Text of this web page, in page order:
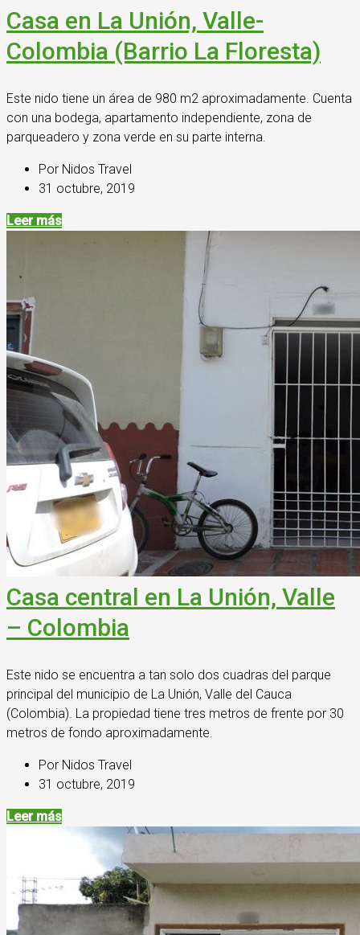
Casa en La Unión, Valle-
Colombia (Barrio La Floresta)
Este nido tiene un área de 980 m2 aproximadamente. Cuenta
con una bodega, apartamento independiente, zona de
parqueadero y zona verde en su parte interna.
Por Nidos Travel
31 octubre, 2019
Leer más
Casa central en La Unión, Valle
– Colombia
Este nido se encuentra a tan solo dos cuadras del parque
principal del municipio de La Unión, Valle del Cauca
(Colombia). La propiedad tiene tres metros de frente por 30
metros de fondo aproximadamente.
Por Nidos Travel
31 octubre, 2019
Leer más